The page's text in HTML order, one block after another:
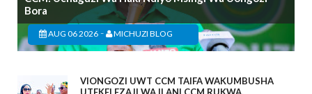
Bora
AUG 06 2026 - MICHUZI BLOG
VIONGOZI UWT CCM TAIFA WAKUMBUSHA